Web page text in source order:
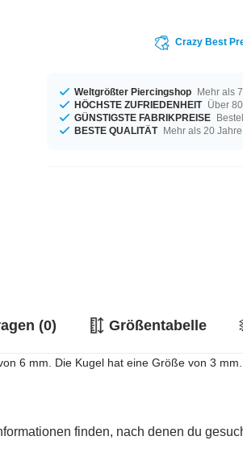
Crazy Best
Weltgrößter Piercingshop Mehr als
HÖCHSTE ZUFRIEDENHEIT Über
GÜNSTIGSTE FABRIKPREISE
BESTE QUALITÄT Mehr als 20
(0) Größentabelle
6 mm. Die Kugel hat eine Größe von 3
finden, nach denen du